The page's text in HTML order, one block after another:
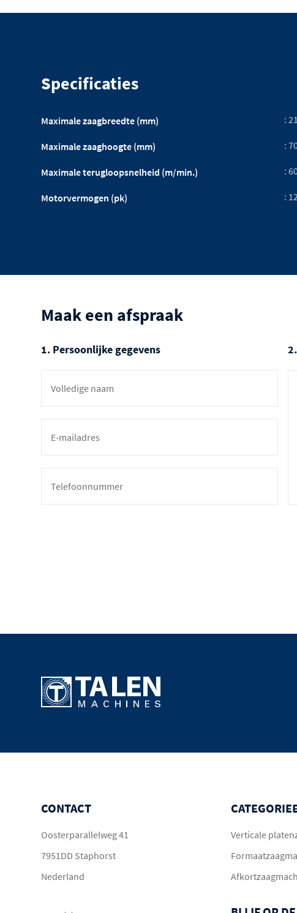
Specificaties
Maximale zaagbreedte (mm) :
Maximale zaaghoogte (mm) :
Maximale terugloopsnelheid (m/min.) :
Motorvermogen (pk) :
Maak een afspraak
1. Persoonlijke gegevens
CONTACT
Oosterparallelweg 41
7951DD Staphorst
Nederland
Verticale